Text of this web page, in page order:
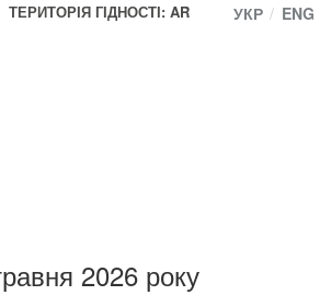
ТЕРИТОРІЯ ГІДНОСТІ: AR
УКР ENG
2026 року